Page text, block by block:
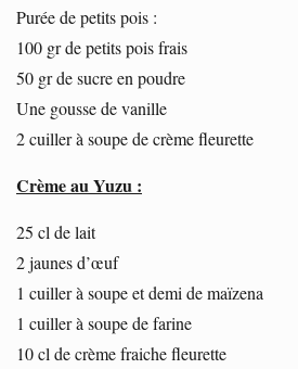
Purée de petits pois :
100 gr de petits pois frais
50 gr de sucre en poudre
Une gousse de vanille
2 cuiller à soupe de crème fleurette
Crème au Yuzu :
25 cl de lait
2 jaunes d’œuf
1 cuiller à soupe et demi de maïzena
1 cuiller à soupe de farine
10 cl de crème fraiche fleurette